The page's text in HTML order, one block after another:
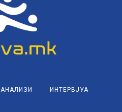
АНАЛИЗИ ИНТЕРВЈУА